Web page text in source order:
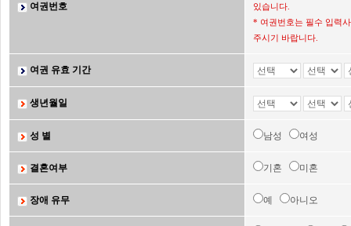
여권번호
있습니다.
* 여권번호는 필수 입력
주시기 바랍니다.
여권 유효 기간
생년월일
성 별 남성 여성
결혼여부 기혼 미혼
장애 유무 예 아니오